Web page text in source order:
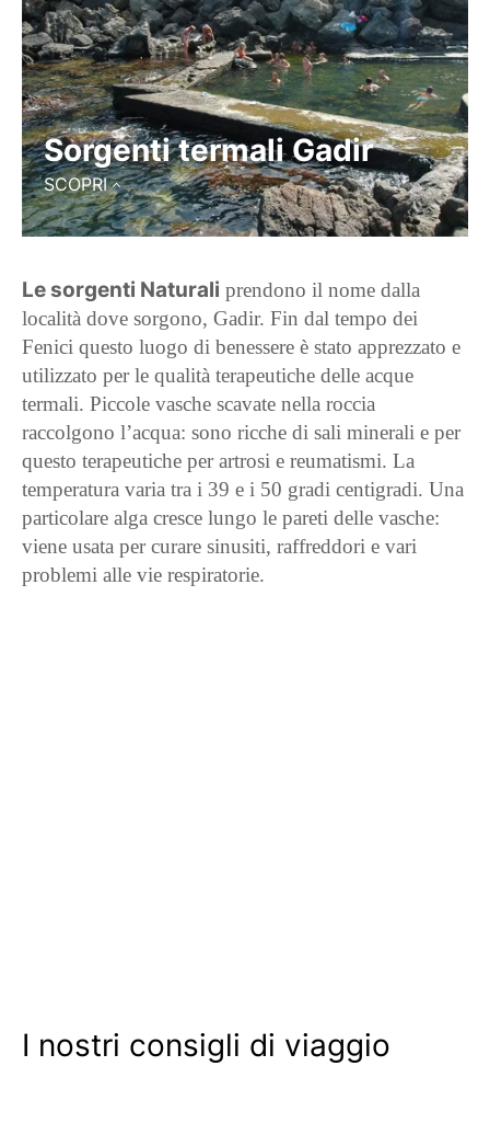
Sorgenti termali Gadir
SCOPRI
Le sorgenti Naturali prendono il nome dalla
località dove sorgono, Gadir. Fin dal tempo dei
Fenici questo luogo di benessere è stato apprezzato e
utilizzato per le qualità terapeutiche delle acque
termali. Piccole vasche scavate nella roccia
raccolgono l’acqua: sono ricche di sali minerali e per
questo terapeutiche per artrosi e reumatismi. La
temperatura varia tra i 39 e i 50 gradi centigradi. Una
particolare alga cresce lungo le pareti delle vasche:
viene usata per curare sinusiti, raffreddori e vari
problemi alle vie respiratorie.
I nostri consigli di viaggio